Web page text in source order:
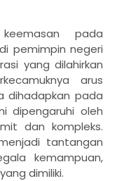
pada
pemimpin negeri
yang dilahirkan
arus
dihadapkan pada
dipengaruhi oleh
dan kompleks.
tantangan
kemampuan,
dimiliki.